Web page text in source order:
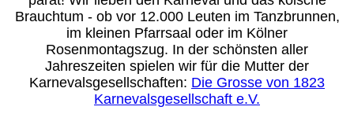
Brauchtum - ob vor 12.000 Leuten im Tanzbrunnen,
im kleinen Pfarrsaal oder im Kölner
Rosenmontagszug. In der schönsten aller
Jahreszeiten spielen wir für die Mutter der
Karnevalsgesellschaften: Die Grosse von 1823
Karnevalsgesellschaft e.V.